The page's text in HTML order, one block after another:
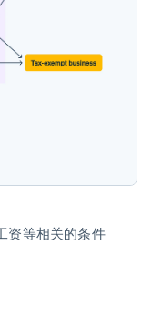
资等相关的条件